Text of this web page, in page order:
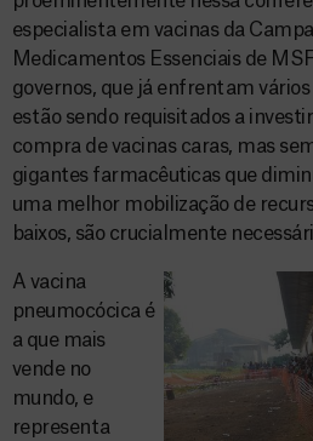
especialista em vacinas da
Medicamentos Essenciais de
governos, que já enfrentam vários
estão sendo requisitados a
compra de vacinas caras, mas
gigantes farmacêuticas que
uma melhor mobilização de
baixos, são crucialmente
A vacina
pneumocócica é
a que mais
vende no
mundo, e
representa